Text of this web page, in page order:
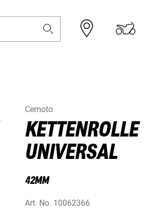
Cemoto
KETTENROLLE
UNIVERSAL
42MM
Art. No. 10062366